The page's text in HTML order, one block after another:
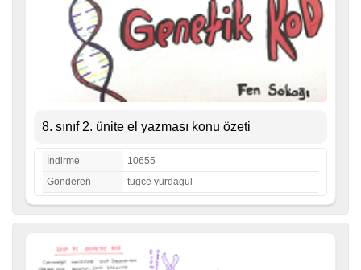
8. sınıf 2. ünite el yazması konu özeti
İndirme
10655
Gönderen
tugce yurdagul